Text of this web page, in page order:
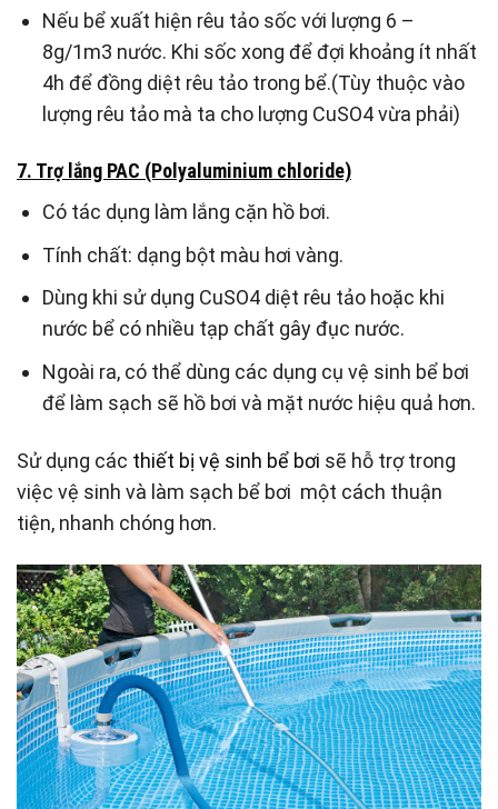
Nếu bể xuất hiện rêu tảo sốc với lượng 6 –
8g/1m3 nước. Khi sốc xong để đợi khoảng ít nhất
4h để đồng diệt rêu tảo trong bể.(Tùy thuộc vào
lượng rêu tảo mà ta cho lượng CuSO4 vừa phải)
7. Trợ lắng PAC (Polyaluminium chloride)
Có tác dụng làm lắng cặn hồ bơi.
Tính chất: dạng bột màu hơi vàng.
Dùng khi sử dụng CuSO4 diệt rêu tảo hoặc khi
nước bể có nhiều tạp chất gây đục nước.
Ngoài ra, có thể dùng các dụng cụ vệ sinh bể bơi
để làm sạch sẽ hồ bơi và mặt nước hiệu quả hơn.
Sử dụng các thiết bị vệ sinh bể bơi sẽ hỗ trợ trong
việc vệ sinh và làm sạch bể bơi một cách thuận
tiện, nhanh chóng hơn.